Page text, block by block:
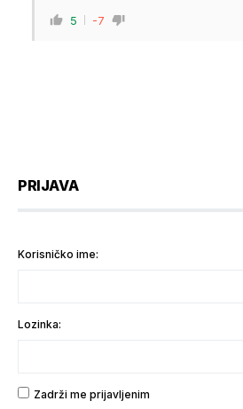
5 -7
PRIJAVA
Korisničko ime:
Lozinka:
Zadrži me prijavljenim